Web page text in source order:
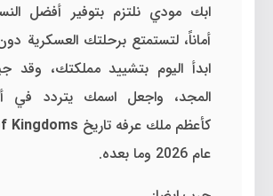
ابك مودي نلتزم بتوفير أفضل
أماناً، لتستمتع برحلتك العسكرية
ابدأ اليوم بتشييد مملكتك، وقد
المجد، واجعل اسمك يتردد في
كأعظم ملك عرفه تاريخ Kingdoms
عام 2026 وما بعده.